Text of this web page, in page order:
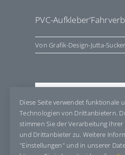
PVC-
VonGrafik-Design-Jutta-Sucker
Share This
Diese Seite verwendet funktionale
Technologien von Drittanbietern.
stimmen Sie der Verarbeitung
und Drittanbieter zu. Weitere
"Einstellungen" und in unserer